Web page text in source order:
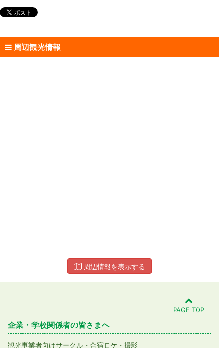
周辺観光情報
周辺情報を表示する
PAGE TOP
企業・学校関係者の皆さまへ
観光事業者向けサークル・合宿ロケ・撮影